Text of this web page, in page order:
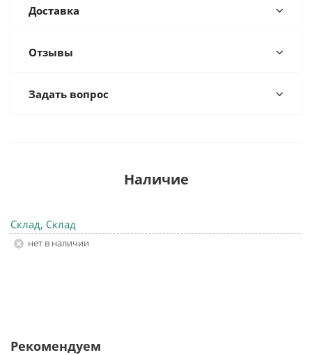
Доставка
Отзывы
Задать вопрос
Наличие
Склад, Склад
Нет в наличии
Рекомендуем